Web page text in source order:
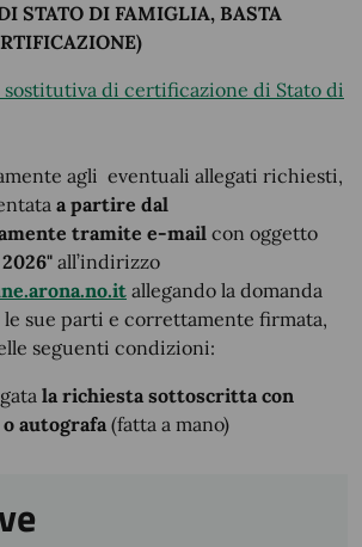
STATO DI FAMIGLIA, BASTA
di certificazione di Stato di
agli eventuali allegati richiesti,
a partire dal
tramite e-mail con oggetto
all’indirizzo
allegando la domanda
sue parti e correttamente firmata,
seguenti condizioni:
la richiesta sottoscritta con
autografa (fatta a mano)